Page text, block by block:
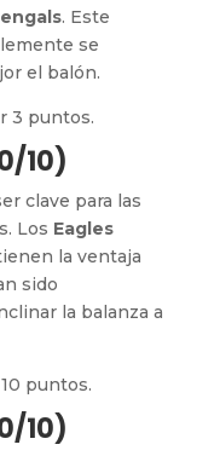
. Este
se
el balón.
3 puntos.
10)
clave para las
Los Eagles
la ventaja
sido
la balanza a
puntos.
10)